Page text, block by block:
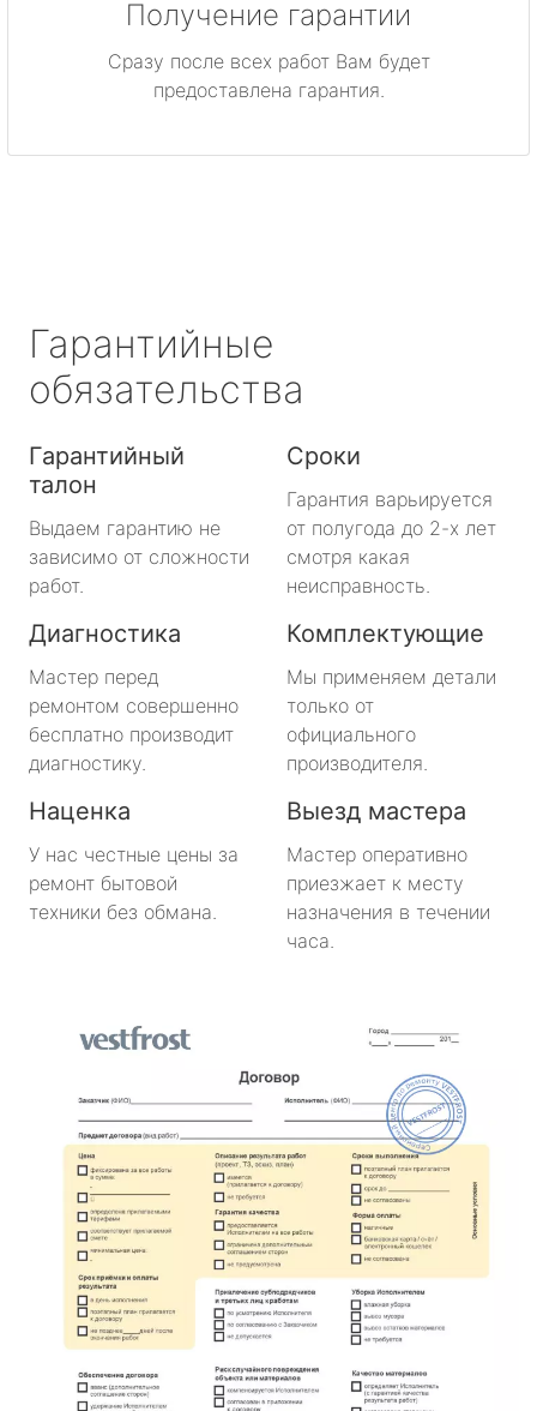
Получение гарантии
Сразу после всех работ Вам будет
предоставлена гарантия.
Гарантийные
обязательства
Гарантийный
талон
Выдаем гарантию не
зависимо от сложности
работ.
Сроки
Гарантия варьируется
от полугода до 2-х лет
смотря какая
неисправность.
Диагностика
Мастер перед
ремонтом совершенно
бесплатно производит
диагностику.
Комплектующие
Мы применяем детали
только от
официального
производителя.
Наценка
У нас честные цены за
ремонт бытовой
техники без обмана.
Выезд мастера
Мастер оперативно
приезжает к месту
назначения в течении
часа.